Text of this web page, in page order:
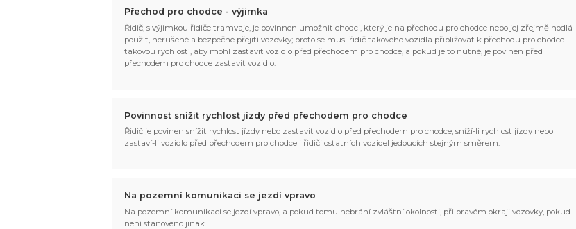
Přechod pro chodce - výjimka
Řidič, s výjimkou řidiče tramvaje, je povinnen umožnit chodci, který je na přechodu pro chodce nebo jej zřejmě hodlá
použít, nerušené a bezpečné přejití vozovky; proto se musí řidič takového vozidla přibližovat k přechodu pro chodce
takovou rychlostí, aby mohl zastavit vozidlo před přechodem pro chodce, a pokud je to nutné, je povinen před
přechodem pro chodce zastavit vozidlo.
Povinnost snížit rychlost jízdy před přechodem pro chodce
Řidič je povinen snížit rychlost jízdy nebo zastavit vozidlo před přechodem pro chodce, sníží-li rychlost jízdy nebo
zastaví-li vozidlo před přechodem pro chodce i řidiči ostatních vozidel jedoucích stejným směrem.
Na pozemní komunikaci se jezdí vpravo
Na pozemní komunikaci se jezdí vpravo, a pokud tomu nebrání zvláštní okolnosti, při pravém okraji vozovky, pokud
není stanoveno jinak.